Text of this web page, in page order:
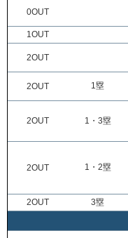
0OUT
1OUT
2OUT
2OUT 1塁
2OUT 1・3塁
2OUT 1・2塁
2OUT
3塁